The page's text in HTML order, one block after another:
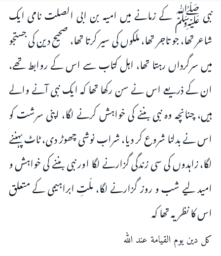
نبی ﷺ کے زمانے میں امیہ بن ابی الصلت نامی ایک
شاعر تھا، جو تاجر تھا، ملکوں کی سیر کرتا تھا، صحیح دین کی جستجو
میں سرگرداں رہتا تھا، اہل کتاب سے اس کے روابط تھے،
ان کے ذریعے اس نے سن رکھا تھا کہ ایک نبی آنے والے
ہیں، چنانچہ وہ نبی بننے کی خواہش کرنے لگا، اپنی سرشت کو
اس نے بدلنا شروع کر دیا، شراب نوشی چھوڑ دی، ٹاٹ پہننے
لگا، زاہدوں کی سی زندگی گزارنے لگا اور نبی بننے کی خواہش و
امید لیے شب و روز گزارنے لگا، ملّتِ ابراہیمی کے متعلق
اس کا نظریہ تھا کہ
كل دين يوم القيامة عند الله